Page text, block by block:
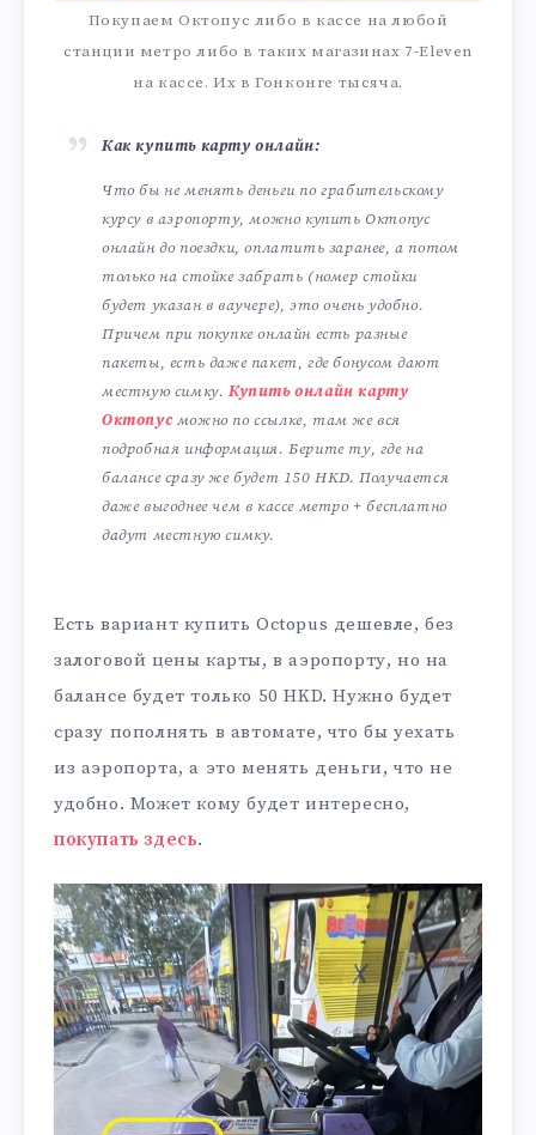
Покупаем Октопус либо в кассе на любой
станции метро либо в таких магазинах 7-Eleven
на кассе. Их в Гонконге тысяча.
Как купить карту онлайн:
Что бы не менять деньги по грабительскому
курсу в аэропорту, можно купить Октопус
онлайн до поездки, оплатить заранее, а потом
только на стойке забрать (номер стойки
будет указан в ваучере), это очень удобно.
Причем при покупке онлайн есть разные
пакеты, есть даже пакет, где бонусом дают
местную симку. Купить онлайн карту
Октопусможно по ссылке, там же вся
подробная информация. Берите ту, где на
балансе сразу же будет 150 HKD. Получается
даже выгоднее чем в кассе метро + бесплатно
дадут местную симку.
Есть вариант купить Octopus дешевле, без
залоговой цены карты, в аэропорту, но на
балансе будет только 50 HKD. Нужно будет
сразу пополнять в автомате, что бы уехать
из аэропорта, а это менять деньги, что не
удобно. Может кому будет интересно,
покупать здесь.